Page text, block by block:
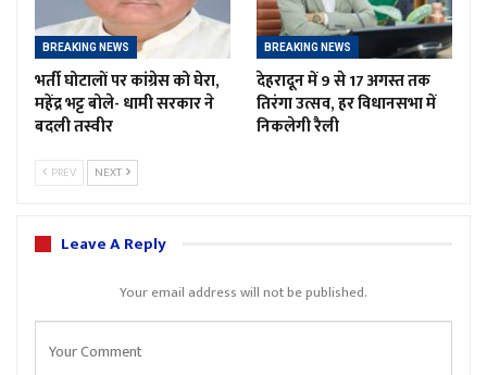
BREAKING NEWS
भर्ती घोटालों पर कांग्रेस को घेरा,
महेंद्र भट्ट बोले- धामी सरकार ने
बदली तस्वीर
BREAKING NEWS
देहरादून में 9 से 17 अगस्त तक
तिरंगा उत्सव, हर विधानसभा में
निकलेगी रैली
PREV NEXT
Leave A Reply
Your email address will not be published.